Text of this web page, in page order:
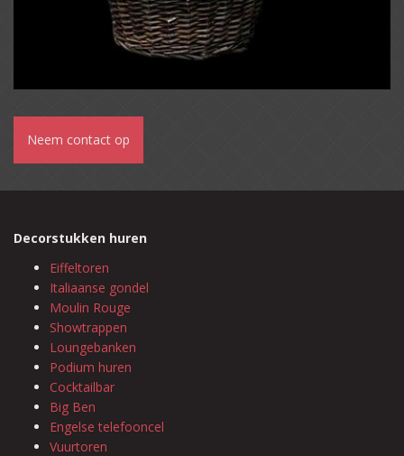
Neem contact op
Decorstukken huren
Eiffeltoren
Italiaanse gondel
Moulin Rouge
Showtrappen
Loungebanken
Podium huren
Cocktailbar
Big Ben
Engelse telefooncel
Vuurtoren